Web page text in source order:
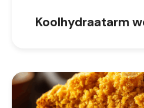
Koolhydraatarm